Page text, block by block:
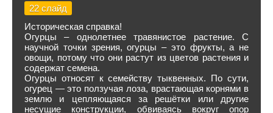
22 слайд
Историческая справка!
Огурцы – однолетнее травянистое растение. С
научной точки зрения, огурцы – это фрукты, а не
овощи, потому что они растут из цветов растения и
содержат семена.
Огурцы относят к семейству тыквенных. По сути,
огурец — это ползучая лоза, врастающая корнями в
землю и цепляющаяся за решётки или другие
несущие конструкции, обвиваясь вокруг опор